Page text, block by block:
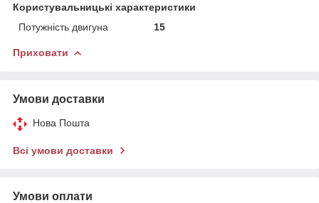
Користувальницькі характеристики
Потужність двигуна
15
Приховати
Умови доставки
Нова Пошта
Всі умови доставки
Умови оплати